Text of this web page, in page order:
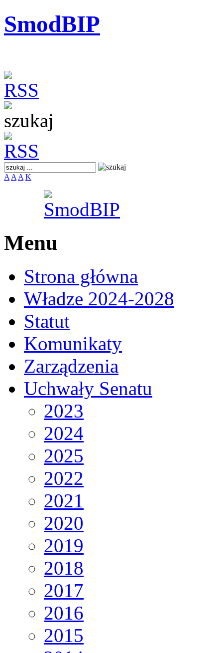
SmodBIP
A A A K
Menu
Strona główna
Władze 2024-2028
Statut
Komunikaty
Zarządzenia
Uchwały Senatu
2023
2024
2025
2022
2021
2020
2019
2018
2017
2016
2015